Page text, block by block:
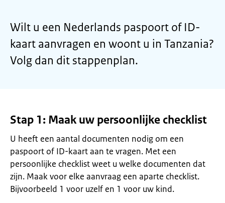
Wilt u een Nederlands paspoort of ID-
kaart aanvragen en woont u in Tanzania?
Volg dan dit stappenplan.
Stap 1: Maak uw persoonlijke checklist
U heeft een aantal documenten nodig om een
paspoort of ID-kaart aan te vragen. Met een
persoonlijke checklist weet u welke documenten dat
zijn. Maak voor elke aanvraag een aparte checklist.
Bijvoorbeeld 1 voor uzelf en 1 voor uw kind.